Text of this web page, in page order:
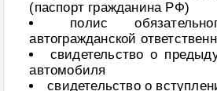
(паспорт гражданина РФ)
полис
автогражданской
свидетельство о
автомобиля
свидетельство о